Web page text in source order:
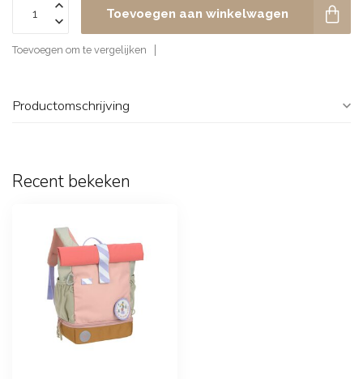
Toevoegen aan winkelwagen
Toevoegen om te vergelijken
Productomschrijving
Recent bekeken